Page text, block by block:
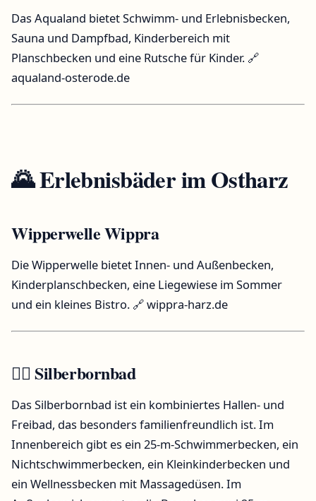
Das Aqualand bietet Schwimm- und Erlebnisbecken,
Sauna und Dampfbad, Kinderbereich mit
Planschbecken und eine Rutsche für Kinder. 🔗
aqualand-osterode.de
🌄 Erlebnisbäder imOstharz
Wipperwelle Wippra
Die Wipperwelle bietet Innen- und Außenbecken,
Kinderplanschbecken, eine Liegewiese im Sommer
und ein kleines Bistro. 🔗 wippra-harz.de
🏊‍♂️ Silberbornbad
Das Silberbornbad ist ein kombiniertes Hallen- und
Freibad, das besonders familienfreundlich ist.Im
Innenbereich gibt es ein 25-m-Schwimmerbecken, ein
Nichtschwimmerbecken, ein Kleinkinderbecken und
ein Wellnessbecken mit Massagedüsen.Im